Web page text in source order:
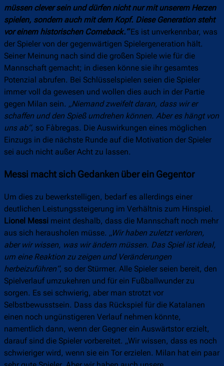
müssen clever sein und dürfen nicht nur mit unserem Herzen
spielen, sondern auch mit dem Kopf. Diese Generation steht
vor einem historischen Comeback.“Es ist unverkennbar, was
der Spieler von der gegenwärtigen Spielergeneration hält.
Seiner Meinung nach sind die großen Spiele wie für die
Mannschaft gemacht; in diesen könne sie ihr gesamtes
Potenzial abrufen. Bei Schlüsselspielen seien die Spieler
immer voll da gewesen und wollen dies auch in der Partie
gegen Milan sein. „Niemand zweifelt daran, dass wir er
schaffen und den Spieß umdrehen können. Aber es hängt von
uns ab“, so Fàbregas. Die Auswirkungen eines möglichen
Einzugs in die nächste Runde auf die Motivation der Spieler
sei auch nicht außer Acht zu lassen.
Messi macht sich Gedanken über ein Gegentor
Um dies zu bewerkstelligen, bedarf es allerdings einer
deutlichen Leistungssteigerung im Verhältnis zum Hinspiel.
Lionel Messi meint deshalb, dass die Mannschaft noch mehr
aus sich herausholen müsse. „Wir haben zuletzt verloren,
aber wir wissen, was wir ändern müssen. Das Spiel ist ideal,
um eine Reaktion zu zeigen und Veränderungen
herbeizuführen“, so der Stürmer. Alle Spieler seien bereit, den
Spielverlauf umzukehren und für ein Fußballwunder zu
sorgen. Es sei schwierig, aber man strotzt vor
Selbstbewusstsein. Dass das Rückspiel für die Katalanen
einen noch ungünstigeren Verlauf nehmen könnte,
namentlich dann, wenn der Gegner ein Auswärtstor erzielt,
darauf sind die Spieler vorbereitet. „Wir wissen, dass es noch
schwieriger wird, wenn sie ein Tor erzielen. Milan hat ein paar